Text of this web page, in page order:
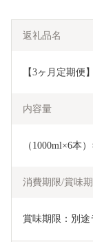
返礼品名
【3ヶ月定期便
内容量
（1000ml×6本
消費期限/賞味
賞味期限：別途